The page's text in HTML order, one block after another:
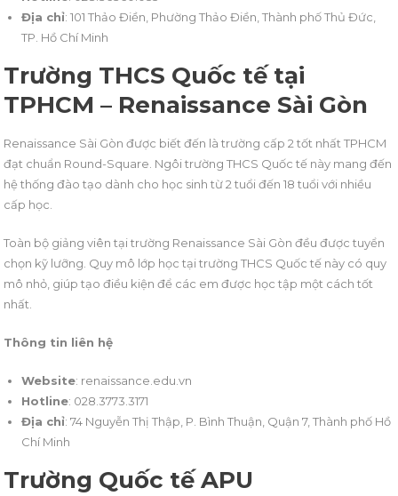
Địa chỉ: 101 Thảo Điền, Phường Thảo Điền, Thành phố Thủ Đức,
TP. Hồ Chí Minh
Trường THCS Quốc tế tại
TPHCM – Renaissance Sài Gòn
Renaissance Sài Gòn được biết đến là trường cấp 2 tốt nhất TPHCM
đạt chuẩn Round-Square. Ngôi trường THCS Quốc tế này mang đến
hệ thống đào tạo dành cho học sinh từ 2 tuổi đến 18 tuổi với nhiều
cấp học.
Toàn bộ giảng viên tại trường Renaissance Sài Gòn đều được tuyển
chọn kỹ lưỡng. Quy mô lớp học tại trường THCS Quốc tế này có quy
mô nhỏ, giúp tạo điều kiện để các em được học tập một cách tốt
nhất.
Thông tin liên hệ
Website: renaissance.edu.vn
Hotline: 028.3773.3171
Địa chỉ: 74 Nguyễn Thị Thập, P. Bình Thuận, Quận 7, Thành phố Hồ
Chí Minh
Trường Quốc tế APU